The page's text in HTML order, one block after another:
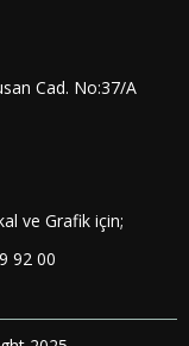
Cad. No:37/A
ve Grafik için;
92 00